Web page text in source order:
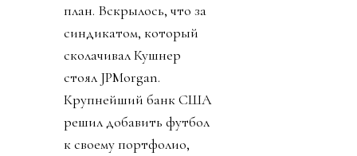
план. Вскрылось, что за
синдикатом, который
сколачивал Кушнер
стоял JPMorgan.
Крупнейший банк США
решил добавить футбол
к своему портфолио,